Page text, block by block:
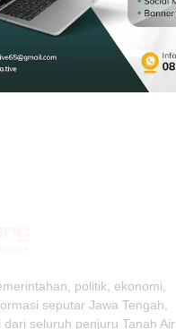
politik, ekonomi,
seputar Jawa Tengah,
seluruh penjuru Tanah Air